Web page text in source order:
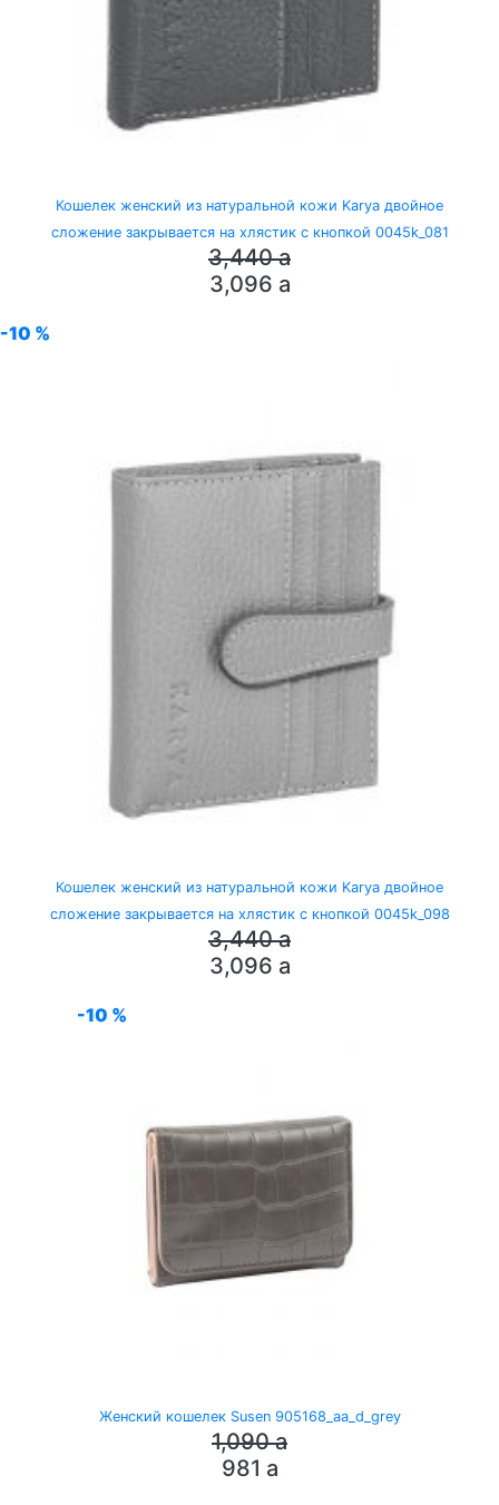
Кошелек женский из натуральной кожи Karya двойное
сложение закрывается на хлястик с кнопкой 0045k_081
3,440a
3,096 a
-10 %
Кошелек женский из натуральной кожи Karya двойное
сложение закрывается на хлястик с кнопкой 0045k_098
3,440a
3,096 a
-10 %
Женский кошелек Susen 905168_aa_d_grey
1,090a
981 a